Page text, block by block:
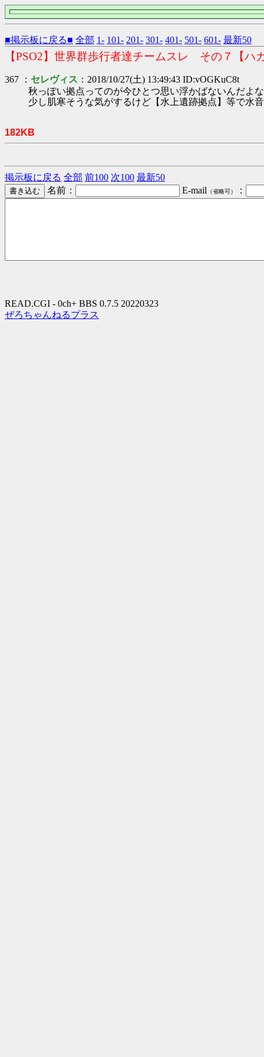
■掲示板に戻る■ 全部 1- 101- 201- 301- 401- 501- 601- 最新50
【PSO2】世界群歩行者達チームスレ その７【ハ
367 ： セレヴィス ：2018/10/27(土) 13:49:43 ID:vOGKuC8t
秋っぽい拠点ってのが今ひとつ思い浮かばないんだよ
少し肌寒そうな気がするけど【水上遺跡拠点】等で水
182KB
掲示板に戻る 全部 前100 次100 最新50
名前：
E-mail （省略可） ：
READ.CGI - 0ch+ BBS 0.7.5 20220323
ぜろちゃんねるプラス